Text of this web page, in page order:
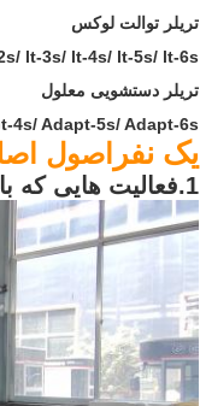
تریلر توالت لوکس
lt-3s/ lt-4s/ lt-5s/ lt-6s
تریلر دستشویی معلول
4s/ Adapt-5s/ Adapt-6s
یک نفر اصول
1. فعالیت هایی که